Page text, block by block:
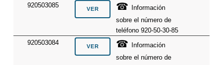
920503085
☎ Información
sobre el número de
teléfono 920-50-30-85
920503084
☎ Información
sobre el número de